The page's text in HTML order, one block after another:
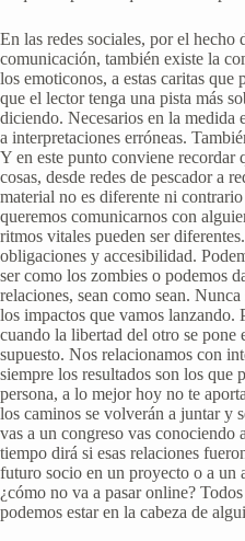
En las redes sociales, por el hecho
comunicación, también existe la
los emoticonos, a estas caritas que
que el lector tenga una pista más
diciendo. Necesarios en la medida
a interpretaciones erróneas.
Y en este punto conviene recordar
cosas, desde redes de pescador a
material no es diferente ni
queremos comunicarnos con
ritmos vitales pueden ser
obligaciones y accesibilidad.
ser como los zombies o podemos
relaciones, sean como sean.
los impactos que vamos lanzando.
cuando la libertad del otro se pone
supuesto. Nos relacionamos con
siempre los resultados son los que
persona, a lo mejor hoy no te
los caminos se volverán a juntar y
vas a un congreso vas conociendo
tiempo dirá si esas relaciones
futuro socio en un proyecto o a un
¿cómo no va a pasar online?
podemos estar en la cabeza de